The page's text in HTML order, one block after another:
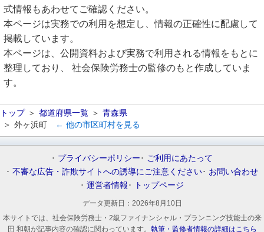
式情報もあわせてご確認ください。
本ページは実務での利用を想定し、情報の正確性に配慮して
掲載しています。
本ページは、公開資料および実務で利用される情報をもとに
整理しており、 社会保険労務士の監修のもと作成していま
す。
トップ 都道府県一覧
青森県
外ヶ浜町
← 他の市区町村を見る
プライバシーポリシー
ご利用にあたって
不審な広告・詐欺サイトへの誘導にご注意ください
お問い合わせ
運営者情報
トップページ
データ更新日： 2026年8月10日
本サイトでは、社会保険労務士・2級ファイナンシャル・プランニング技能士の来
田 和朝が記事内容の確認に関わっています。 執筆・監修者情報の詳細はこちら